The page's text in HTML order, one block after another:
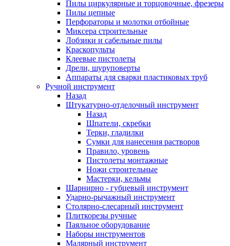
Пилы циркулярные и торцовочные, фрезеры
Пилы цепные
Перфораторы и молотки отбойные
Миксера строительные
Лобзики и сабельные пилы
Краскопульты
Клеевые пистолеты
Дрели, шуруповерты
Аппараты для сварки пластиковых труб
Ручной инструмент
Назад
Штукатурно-отделочный инструмент
Назад
Шпатели, скребки
Терки, гладилки
Сумки для нанесения растворов
Правило, уровень
Пистолеты монтажные
Ножи строительные
Мастерки, кельмы
Шарнирно - губцевый инструмент
Ударно-рычажный инструмент
Столярно-слесарный инструмент
Плиткорезы ручные
Паяльное оборудование
Наборы инструментов
Малярный инструмент